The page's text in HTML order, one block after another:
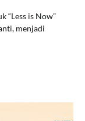
“Less is Now”
menjadi